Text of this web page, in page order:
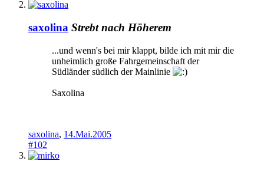
saxolina Strebt nach Höherem
...und wenn's bei mir klappt, bilde ich mit mir die
unheimlich große Fahrgemeinschaft der
Südländer südlich der Mainlinie
Saxolina
saxolina, 14.Mai.2005
#102